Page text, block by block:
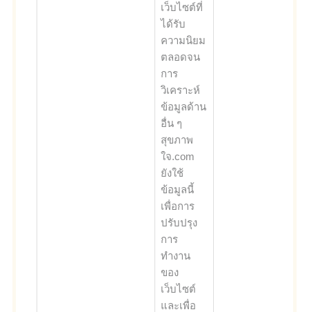
เว็บไซต์ที่
ได้รับ
ความนิยม
ตลอดจน
การ
วิเคราะห์
ข้อมูลด้าน
อื่น ๆ
สุขภาพ
ใจ.com
ยังใช้
ข้อมูลนี้
เพื่อการ
ปรับปรุง
การ
ทำงาน
ของ
เว็บไซต์
และเพื่อ